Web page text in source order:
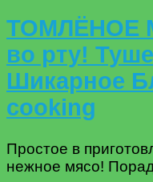
ТОМЛЁНОЕ
во рту!
Шикарное
cooking
Простое в
нежное мясо!